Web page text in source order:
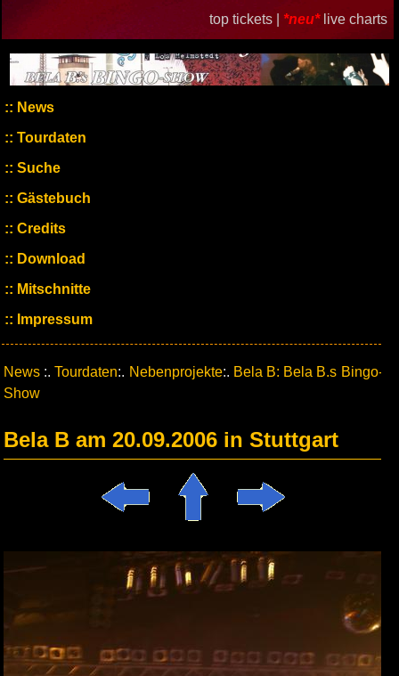
top tickets | *neu* live charts
News
Tourdaten
Suche
Gästebuch
Credits
Download
Mitschnitte
Impressum
News :.Tourdaten:. Nebenprojekte:. Bela B: Bela B.s Bingo-
Show
Bela B am 20.09.2006 in Stuttgart